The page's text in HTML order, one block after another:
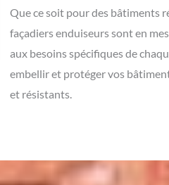
Que ce soit pour des bâtiments
façadiers enduiseurs sont en
aux besoins spécifiques de
embellir et protéger vos
et résistants.